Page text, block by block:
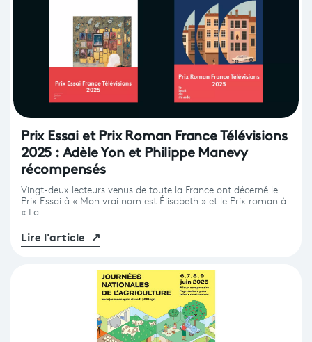
Prix Essai et Prix Roman France Télévisions
2025 : Adèle Yon et Philippe Manevy
récompensés
Vingt-deux lecteurs venus de toute la France ont décerné le
Prix Essai à « Mon vrai nom est Élisabeth » et le Prix roman à
« La…
Lire l'article ↗